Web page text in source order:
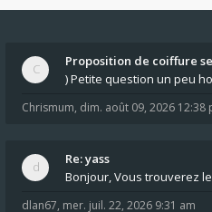
Proposition de coiffure
) Petite question un peu
Chrismum, dim. août 09, 2026 12:38
Re: yass
Bonjour, Vous trouverez
dlan67, mer. juil. 22, 2026 9:31 am